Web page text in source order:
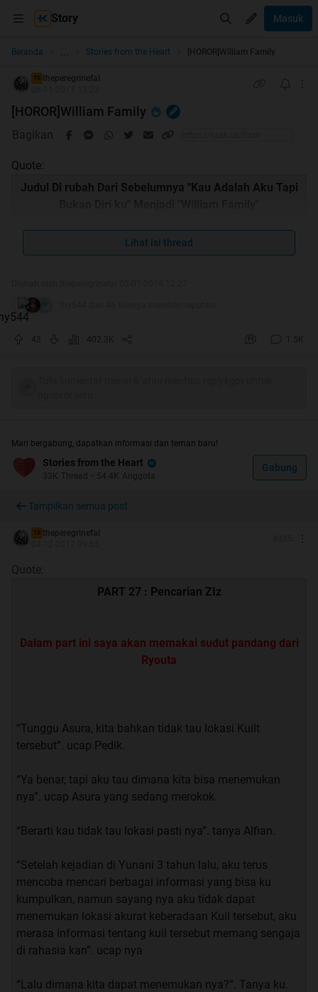
Story Masuk
Beranda ... Stories from the Heart [HOROR]William Family
TS
theperegrinefal
[HOROR]William Family
Bagikan
Quote:
Judul Di rubah Dari Sebelumnya "Kau Adalah Aku Tapi
Quote:
“Apa ini sudah bagus”. tanya ku
“Menurutku sudah”. saut ku
“Aku butuh masukan, aku merasa ada yang kurang
Lihat isi thread
43 402.3K 1.5K
Mari bergabung, dapatkan informasi dan teman baru!
Stories from the Heart
33K Thread • 54.4K Anggota
Gabung
Tampilkan semua post
TS theperegrinefal
Quote:
PART 27 : Pencarian ZIz
Dalam part ini saya akan memakai sudut pandang dari
Ryouta
“Tunggu Asura, kita bahkan tidak tau lokasi Kuilt
tersebut”. ucap Pedik.
“Ya benar, tapi aku tau dimana kita bisa menemukan
nya”. ucap Asura yang sedang merokok.
“Berarti kau tidak tau lokasi pasti nya”. tanya Alfian.
“Setelah kejadian di Yunani 3 tahun lalu, aku terus
mencoba mencari berbagai informasi yang bisa ku
kumpulkan, namun sayang nya aku tidak dapat
menemukan lokasi akurat keberadaan Kuil tersebut, aku
merasa informasi tentang kuil tersebut memang sengaja
di rahasia kan”. ucap nya
“Lalu dimana kita dapat menemukan nya?”. Tanya ku.